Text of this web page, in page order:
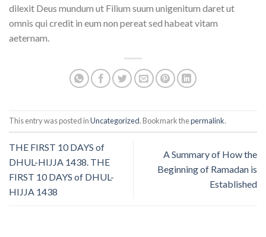
dilexit Deus mundum ut Filium suum unigenitum daret ut
omnis qui credit in eum non pereat sed habeat vitam
aeternam.
This entry was posted inUncategorized. Bookmark thepermalink.
THE FIRST 10 DAYS of
DHUL-HIJJA 1438. THE
FIRST 10 DAYS of DHUL-
HIJJA 1438
A Summary of How the
Beginning of Ramadan is
Established